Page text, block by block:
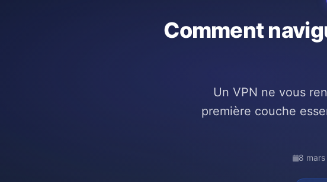
Comment
Un VPN ne vous
première couche
8